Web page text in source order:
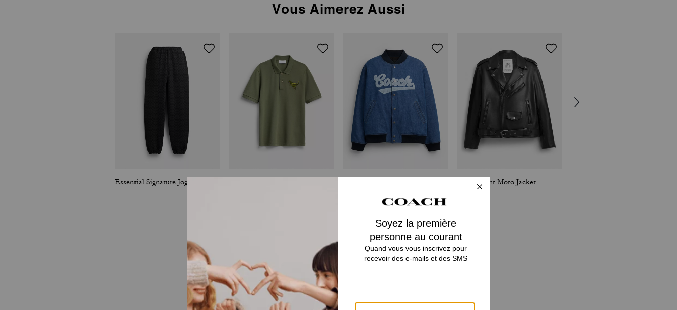
Vous Aimerez Aussi
Essential Signature Joggers Lightweight Moto Jacket
Avis
Il n’y a pas encore d’avis.